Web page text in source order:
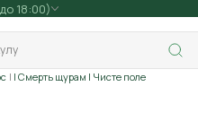
18:00)
| Смерть щурам | Чисте поле